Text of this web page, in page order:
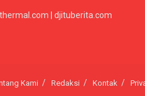
| djituberita.com
Kami Redaksi Kontak